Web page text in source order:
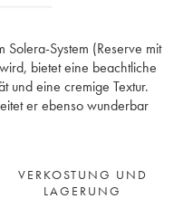
System (Reserve mit
bietet eine beachtliche
und eine cremige Textur.
er ebenso wunderbar
VERKOSTUNG UND
LAGERUNG